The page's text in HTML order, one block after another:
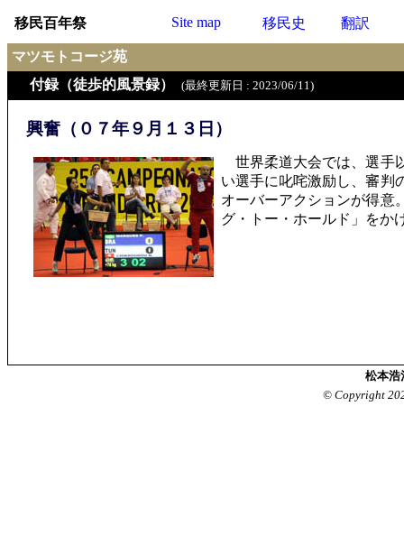
移民百年祭 Site map 移民史 翻訳
マツモトコージ苑
付録（徒歩的風景録）
(最終更新日 : 2023/06/11)
興奮（０７年９月１３日）
世界柔道大会では、選手
い選手に叱咤激励し、審判
オーバーアクションが得意
グ・トー・ホールド」をか
松本
© Copyright